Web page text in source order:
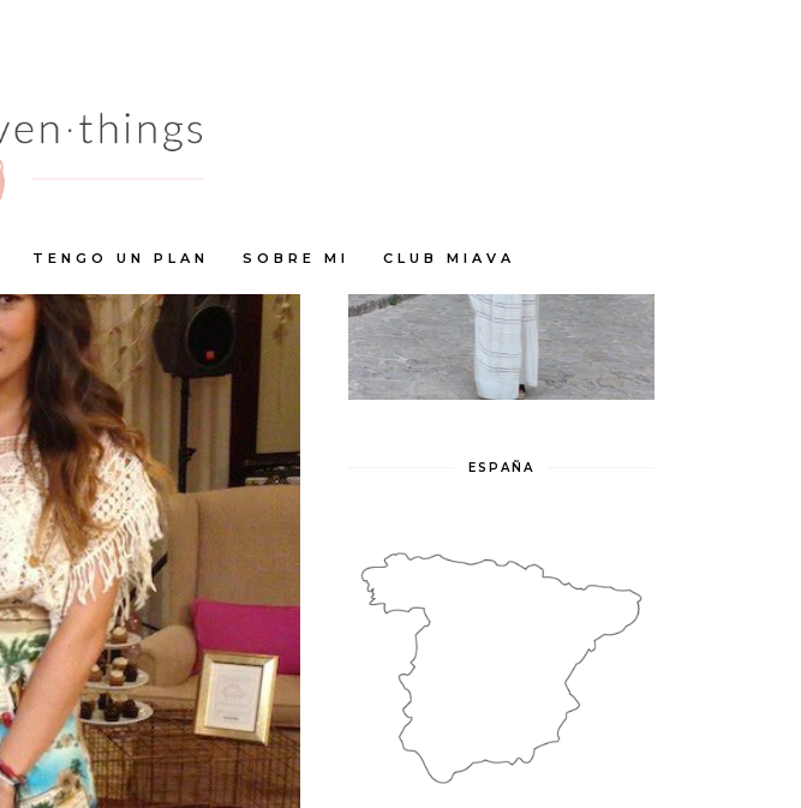
TENGO UN PLAN SOBRE MI CLUB MIAVA
ESPAÑA